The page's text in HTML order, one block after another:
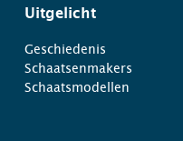
Uitgelicht
Geschiedenis
Schaatsenmakers
Schaatsmodellen